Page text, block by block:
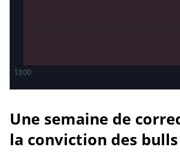
Une semaine de
la conviction des bulls